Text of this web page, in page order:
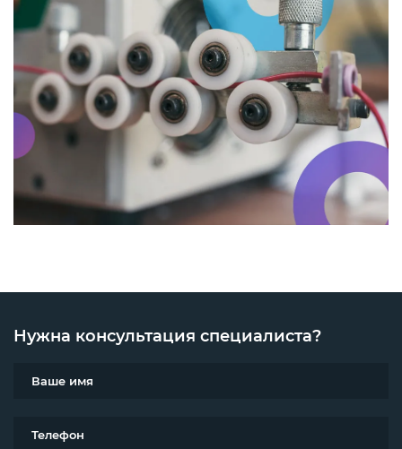
Нужна консультация специалиста?